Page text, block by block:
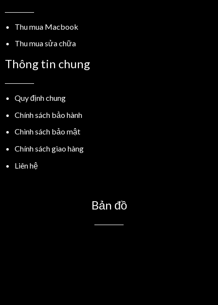
Thu mua Macbook
Thu mua sửa chữa
Thông tin chung
Quy định chung
Chính sách bảo hành
Chình sách bảo mật
Chính sách giao hàng
Liên hệ
Bản đồ